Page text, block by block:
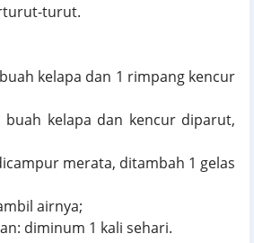
turut.
kelapa dan 1 rimpang kencur
kelapa dan kencur diparut,
merata, ditambah 1 gelas
airnya;
diminum 1 kali sehari.